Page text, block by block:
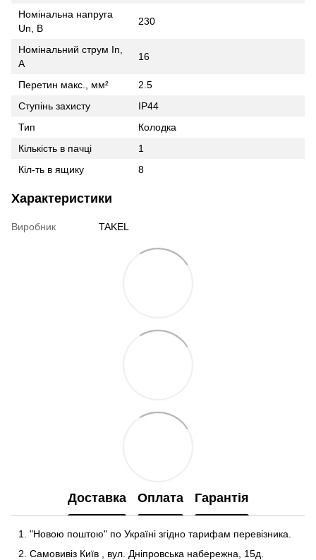
Номінальна напруга
Un, В
230
Номінальний струм In,
А
16
Перетин макс., мм²
2.5
Ступінь захисту
IP44
Тип
Колодка
Кількість в пачці
1
Кіл-ть в ящику
8
Характеристики
Виробник TAKEL
Доставка Оплата Гарантія
"Новою поштою" по Україні згідно тарифам перевізника.
Самовивіз Київ
вул. Дніпровська набережна , 15д